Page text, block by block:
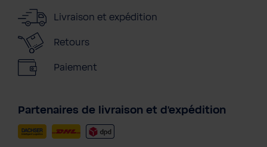
Livraison et expédition
Retours
Paiement
Partenaires de livraison et d'expédition